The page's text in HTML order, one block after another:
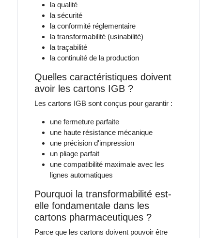
la qualité
la sécurité
la conformité réglementaire
la transformabilité (usinabilité)
la traçabilité
la continuité de la production
Quelles caractéristiques doivent
avoir les cartons IGB ?
Les cartons IGB sont conçus pour garantir :
une fermeture parfaite
une haute résistance mécanique
une précision d'impression
un pliage parfait
une compatibilité maximale avec les
lignes automatiques
Pourquoi la transformabilité est-
elle fondamentale dans les
cartons pharmaceutiques ?
Parce que les cartons doivent pouvoir être